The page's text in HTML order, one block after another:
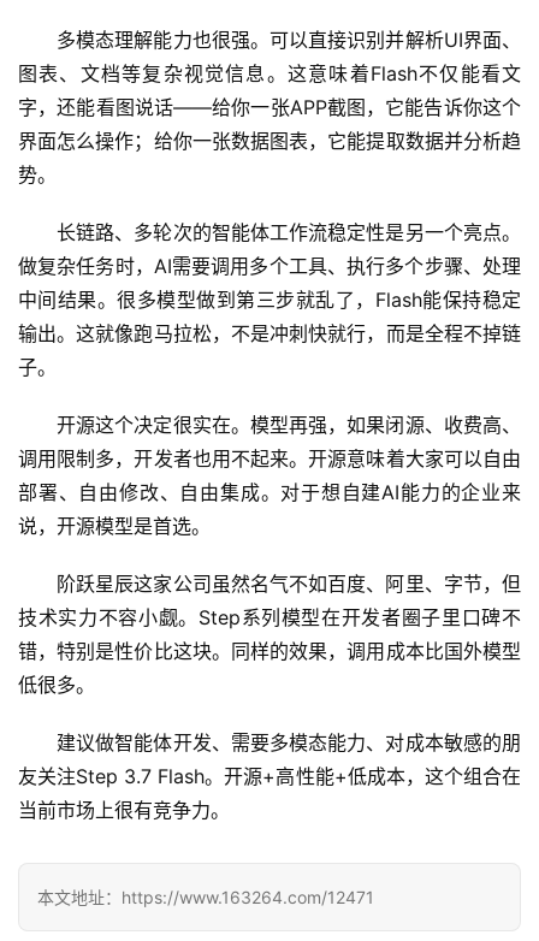
A
报
开
源
应
行
业
文
教
程
多模态理解能力也很强。可以直接识别并解析UI界面、
图表、文档等复杂视觉信息。这意味着Flash不仅能看文
字，还能看图说话——给你一张APP截图，它能告诉你这个
界面怎么操作；给你一张数据图表，它能提取数据并分析趋
势。
长链路、多轮次的智能体工作流稳定性是另一个亮点。
做复杂任务时，AI需要调用多个工具、执行多个步骤、处理
中间结果。很多模型做到第三步就乱了，Flash能保持稳定
输出。这就像跑马拉松，不是冲刺快就行，而是全程不掉链
子。
开源这个决定很实在。模型再强，如果闭源、收费高、
调用限制多，开发者也用不起来。开源意味着大家可以自由
部署、自由修改、自由集成。对于想自建AI能力的企业来
说，开源模型是首选。
阶跃星辰这家公司虽然名气不如百度、阿里、字节，但
技术实力不容小觑。Step系列模型在开发者圈子里口碑不
错，特别是性价比这块。同样的效果，调用成本比国外模型
低很多。
建议做智能体开发、需要多模态能力、对成本敏感的朋
友关注Step 3.7 Flash。开源+高性能+低成本，这个组合在
当前市场上很有竞争力。
本文地址：https://www.163264.com/12471